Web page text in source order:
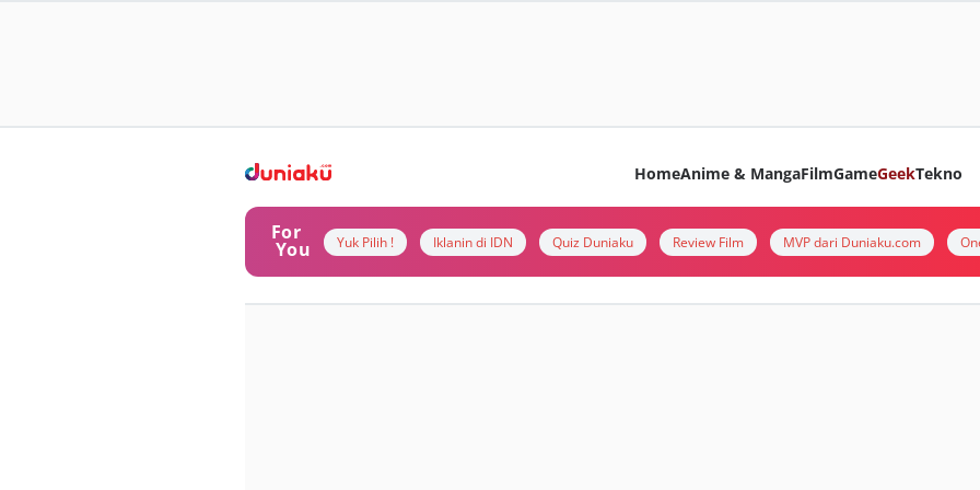
HomeAnime & MangaFilmGameGeekTekno
For
You Yuk Pilih ! Iklanin di IDN Quiz Duniaku Review Film MVP dari Duniaku.com